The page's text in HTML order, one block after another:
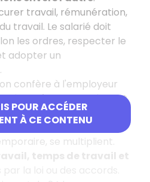
POUR ACCÉDER
À CE CONTENU
travail, rémunération,
travail. Le salarié doit
les ordres, respecter le
adopter un
confère à l'employeur
réglementaires et
CDI sont de droit
contrats atypiques, tels
se multiplient.